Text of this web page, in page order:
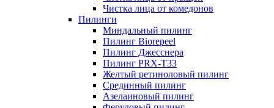
Чистка лица от комедонов
Пилинги
Миндальный пилинг
Пилинг Biorepeel
Пилинг Джесснера
Пилинг PRX-T33
Желтый ретиноловый пилинг
Срединный пилинг
Азелаиновый пилинг